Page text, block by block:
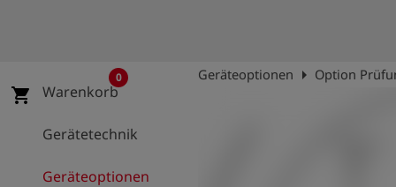
shopping_cart Warenkorb
0
Gerätetechnik
Geräteoptionen
Geräteoptionen arrow_right Option